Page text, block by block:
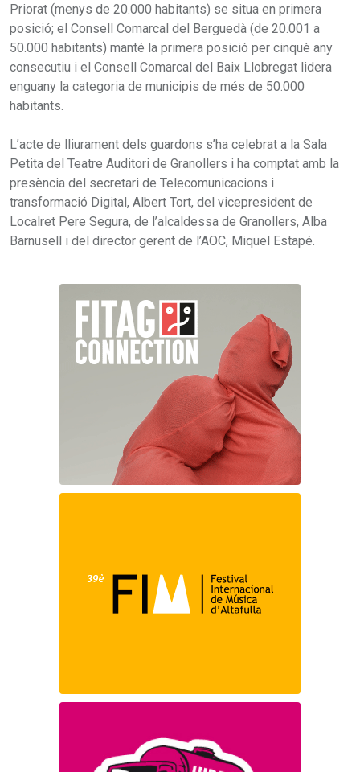
Priorat (menys de 20.000 habitants) se situa en primera
posició; el Consell Comarcal del Berguedà (de 20.001 a
50.000 habitants) manté la primera posició per cinquè any
consecutiu i el Consell Comarcal del Baix Llobregat lidera
enguany la categoria de municipis de més de 50.000
habitants.
L’acte de lliurament dels guardons s’ha celebrat a la Sala
Petita del Teatre Auditori de Granollers i ha comptat amb la
presència del secretari de Telecomunicacions i
transformació Digital, Albert Tort, del vicepresident de
Localret Pere Segura, de l’alcaldessa de Granollers, Alba
Barnusell i del director gerent de l’AOC, Miquel Estapé.